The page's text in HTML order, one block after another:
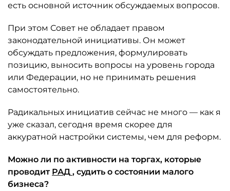
есть основной источник обсуждаемых вопросов.
При этом Совет не обладает правом
законодательной инициативы. Он может
обсуждать предложения, формулировать
позицию, выносить вопросы на уровень города
или Федерации, но не принимать решения
самостоятельно.
Радикальных инициатив сейчас не много — как я
уже сказал, сегодня время скорее для
аккуратной настройки системы, чем для реформ.
Можно ли по активности на торгах, которые
проводит РАД , судить о состоянии малого
бизнеса?